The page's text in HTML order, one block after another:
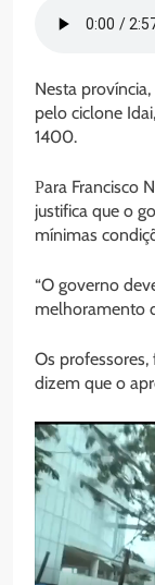
Nesta
pelo ciclone
1400.
Ρara Francisco
justifica que o
mínimas
“O governo
melhoramento
Os
dizem que o